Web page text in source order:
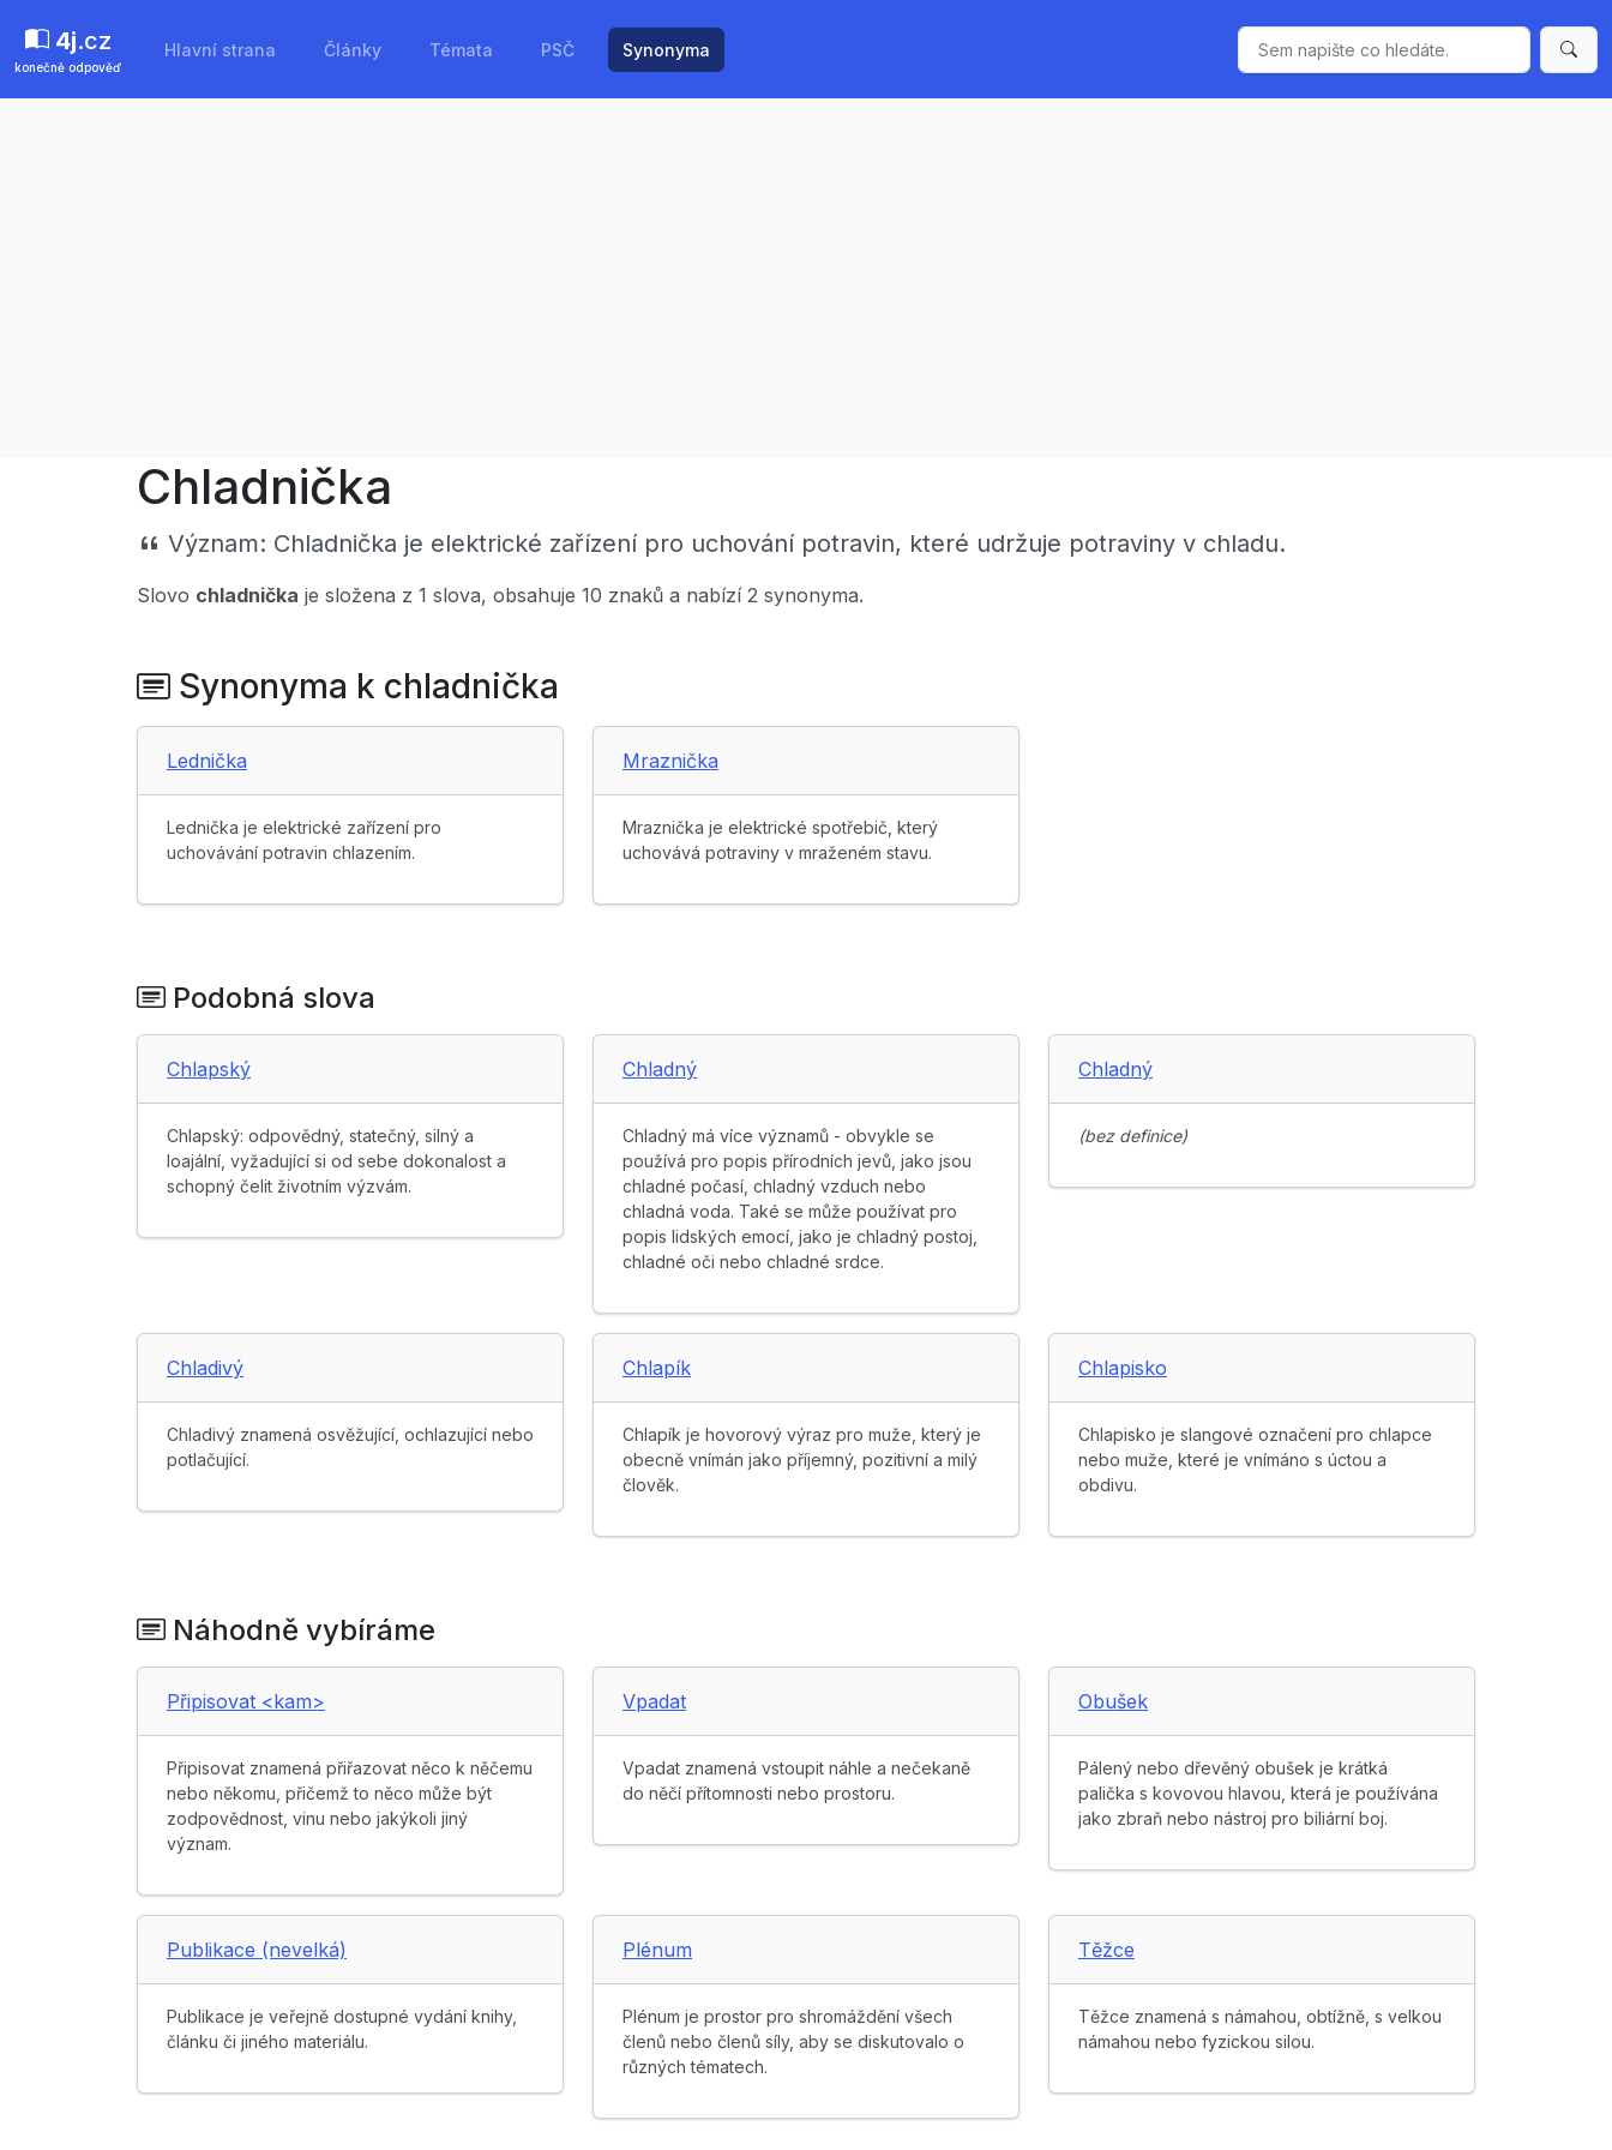
4j.cz
konečně odpověď
Hlavní strana Články Témata PSČ Synonyma
Chladnička
Význam: Chladnička je elektrické zařízení pro uchování potravin, které udržuje potraviny v chladu.
Slovo chladnička je složena z 1 slova, obsahuje 10 znaků a nabízí 2 synonyma.
Synonyma k chladnička
Lednička
Lednička je elektrické zařízení pro
uchovávání potravin chlazením.
Mraznička
Mraznička je elektrické spotřebič, který
uchovává potraviny v mraženém stavu.
Podobná slova
Chlapský
Chlapský: odpovědný, statečný, silný a
loajální, vyžadující si od sebe dokonalost a
schopný čelit životním výzvám.
Chladný
Chladný má více významů - obvykle se
používá pro popis přírodních jevů, jako jsou
chladné počasí, chladný vzduch nebo
chladná voda. Také se může používat pro
popis lidských emocí, jako je chladný postoj,
chladné oči nebo chladné srdce.
Chladný
(bez definice)
Chladivý
Chladivý znamená osvěžující, ochlazující nebo
potlačující.
Chlapík
Chlapík je hovorový výraz pro muže, který je
obecně vnímán jako příjemný, pozitivní a milý
člověk.
Chlapisko
Chlapisko je slangové označení pro chlapce
nebo muže, které je vnímáno s úctou a
obdivu.
Náhodně vybíráme
Připisovat <kam>
Připisovat znamená přiřazovat něco k něčemu
nebo někomu, přičemž to něco může být
zodpovědnost, vinu nebo jakýkoli jiný
význam.
Vpadat
Vpadat znamená vstoupit náhle a nečekaně
do něčí přítomnosti nebo prostoru.
Obušek
Pálený nebo dřevěný obušek je krátká
palička s kovovou hlavou, která je používána
jako zbraň nebo nástroj pro biliární boj.
Publikace (nevelká)
Publikace je veřejně dostupné vydání knihy,
článku či jiného materiálu.
Plénum
Plénum je prostor pro shromáždění všech
členů nebo členů síly, aby se diskutovalo o
různých tématech.
Těžce
Těžce znamená s námahou, obtížně, s velkou
námahou nebo fyzickou silou.